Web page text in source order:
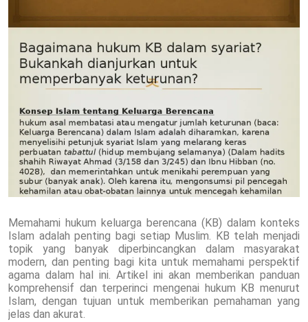
Memahami hukum keluarga berencana (KB) dalam konteks
Islam adalah penting bagi setiap Muslim. KB telah menjadi
topik yang banyak diperbincangkan dalam masyarakat
modern, dan penting bagi kita untuk memahami perspektif
agama dalam hal ini. Artikel ini akan memberikan panduan
komprehensif dan terperinci mengenai hukum KB menurut
Islam, dengan tujuan untuk memberikan pemahaman yang
jelas dan akurat.